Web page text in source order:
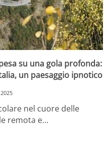
su una gola profonda:
un paesaggio ipnotico
nel cuore delle
remota e…